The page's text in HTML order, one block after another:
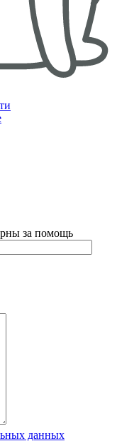
за помощь
данных